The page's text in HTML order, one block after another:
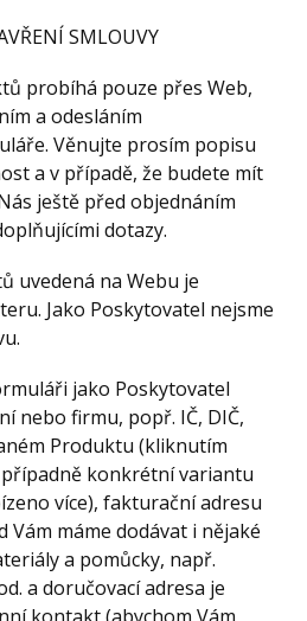
SMLOUVY
probíhá pouze přes Web,
a odesláním
Věnujte prosím popisu
a v případě, že budete mít
ještě před objednáním
dotazy.
uvedená na Webu je
Jako Poskytovatel nejsme
jako Poskytovatel
nebo firmu, popř. IČ, DIČ,
Produktu (kliknutím
konkrétní variantu
více), fakturační adresu
Vám máme dodávat i nějaké
a pomůcky, např.
a doručovací adresa je